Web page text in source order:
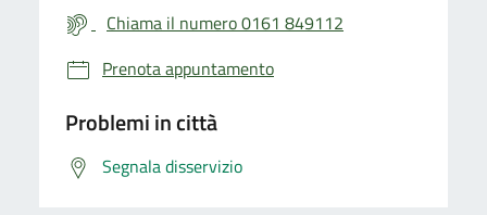
Chiama il numero 0161 849112
Prenota appuntamento
Problemi in città
Segnala disservizio